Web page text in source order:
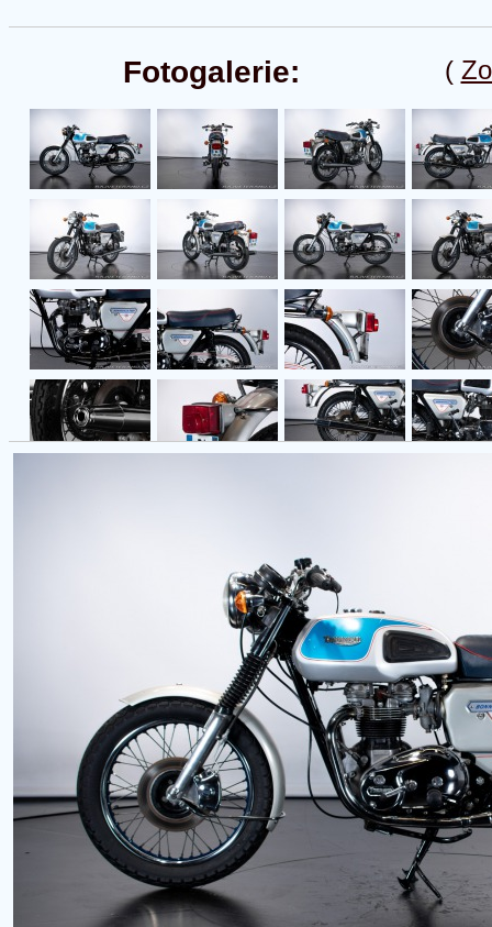
(
Fotogalerie: